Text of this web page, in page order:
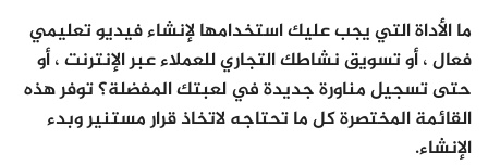
ما الأداة التي يجب عليك استخدامها لإنشاء فيديو تعليمي
فعال ، أو تسويق نشاطك التجاري للعملاء عبر الإنترنت ، أو
حتى تسجيل مناورة جديدة في لعبتك المفضلة؟ توفر هذه
القائمة المختصرة كل ما تحتاجه لاتخاذ قرار مستنير وبدء
الإنشاء.